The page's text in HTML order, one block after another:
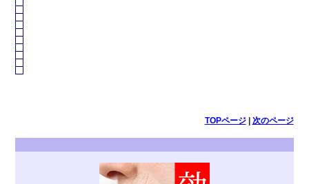
TOPページ| 次のページ